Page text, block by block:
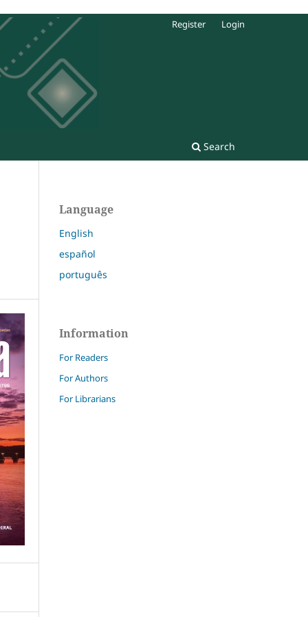
Search
Register Login
Language
English
español
português
Information
For Readers
For Authors
For Librarians